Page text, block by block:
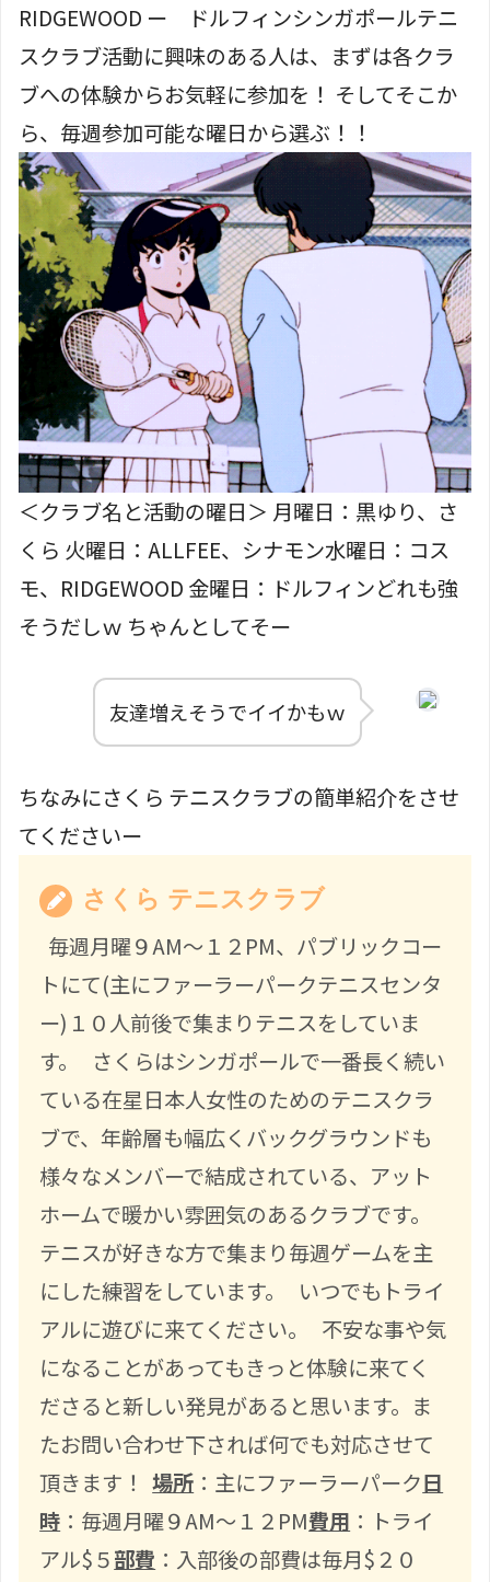
RIDGEWOOD ー ドルフィンシンガポールテニ
スクラブ活動に興味のある人は、まずは各クラ
ブへの体験からお気軽に参加を！ そしてそこか
ら、毎週参加可能な曜日から選ぶ！！
＜クラブ名と活動の曜日＞ 月曜日：黒ゆり、さ
くら 火曜日：ALLFEE、シナモン水曜日：コス
モ、RIDGEWOOD 金曜日：ドルフィンどれも強
そうだしｗ ちゃんとしてそー
友達増えそうでイイかもｗ
ちなみにさくら テニスクラブの簡単紹介をさせ
てくださいー
さくら テニスクラブ
毎週月曜９AM～１２PM、パブリックコー
トにて(主にファーラーパークテニスセンタ
ー)１０人前後で集まりテニスをしていま
す。 さくらはシンガポールで一番長く続い
ている在星日本人女性のためのテニスクラ
ブで、年齢層も幅広くバックグラウンドも
様々なメンバーで結成されている、アット
ホームで暖かい雰囲気のあるクラブです。
テニスが好きな方で集まり毎週ゲームを主
にした練習をしています。 いつでもトライ
アルに遊びに来てください。 不安な事や気
になることがあってもきっと体験に来てく
ださると新しい発見があると思います。ま
たお問い合わせ下されば何でも対応させて
頂きます！場所 ：主にファーラーパーク日
時 ：毎週月曜９AM～１２PM費用 ：トライ
アル$５部費 ：入部後の部費は毎月$２０